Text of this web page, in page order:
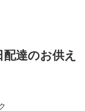
達のお供え